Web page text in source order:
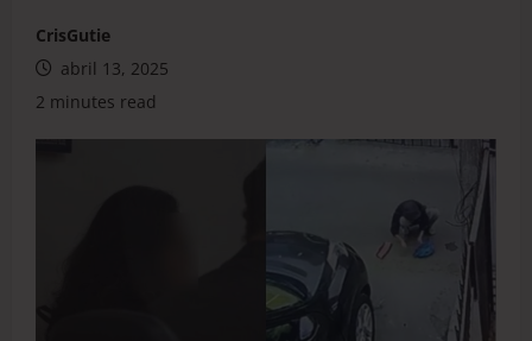
CrisGutie
abril 13, 2025
2 minutes read